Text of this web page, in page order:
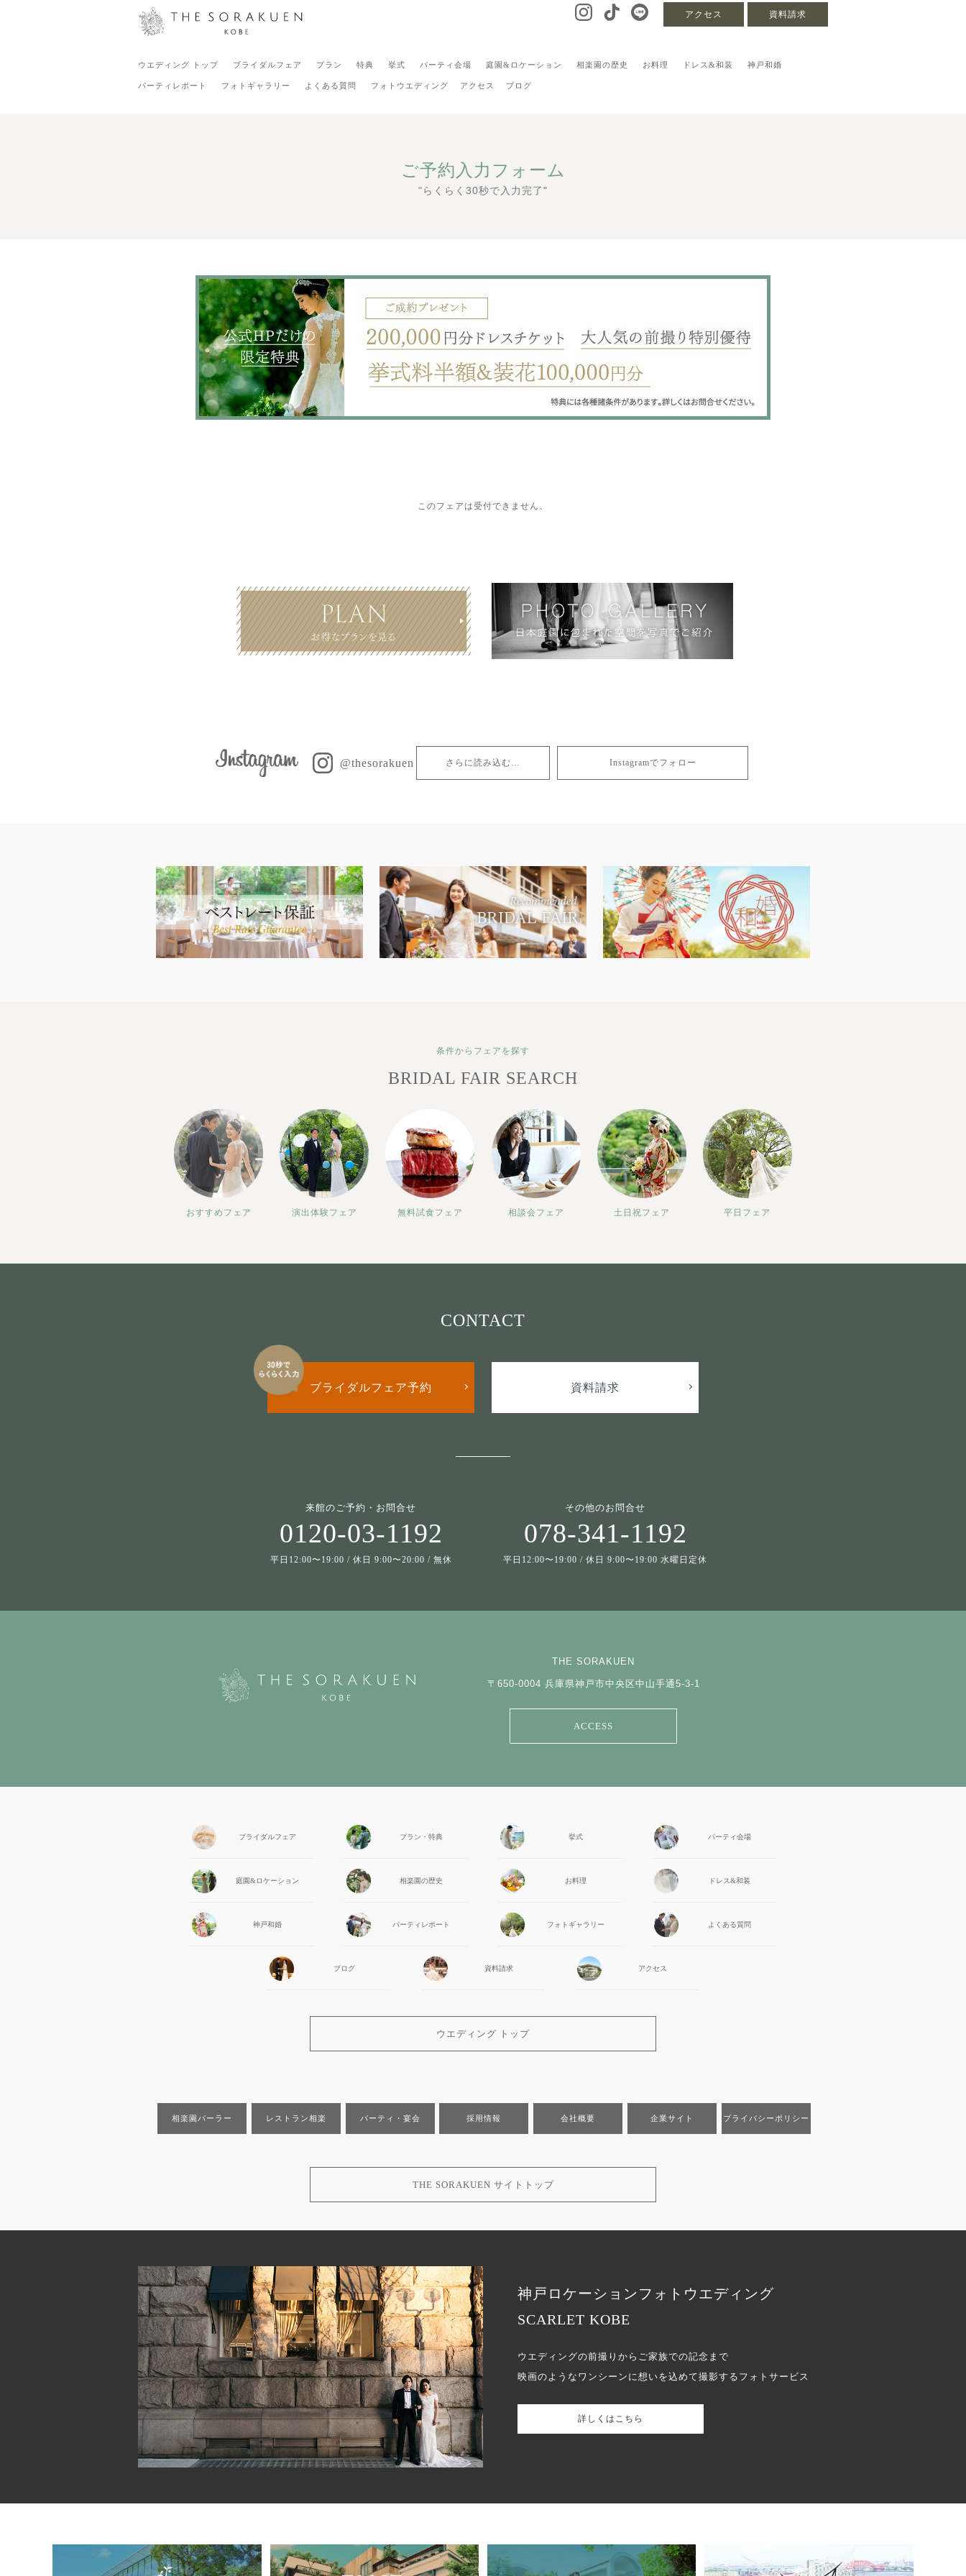
資料請求
アクセス
ウエディング トップ ブライダルフェア プラン 特典 挙式 パーティ会場 庭園&ロケーション 相楽園の歴史 お料理 ドレス&和装 神戸和婚
パーティレポート フォトギャラリー よくある質問 フォトウエディング アクセス ブログ
ご予約入力フォーム
"らくらく30秒で入力完了"
このフェアは受付できません。
@thesorakuen さらに読み込む… Instagramでフォロー
条件からフェアを探す
BRIDAL FAIR SEARCH
おすすめフェア 演出体験フェア 無料試食フェア 相談会フェア 土日祝フェア 平日フェア
CONTACT
ブライダルフェア予約 資料請求
来館のご予約・お問合せ
0120-03-1192
平日12:00〜19:00 / 休日 9:00〜20:00 / 無休
その他のお問合せ
078-341-1192
平日12:00〜19:00 / 休日 9:00〜19:00 水曜日定休
THE SORAKUEN
〒650-0004 兵庫県神戸市中央区中山手通5-3-1
ACCESS
ブライダルフェア プラン・特典 挙式 パーティ会場
庭園&ロケーション 相楽園の歴史 お料理 ドレス&和装
神戸和婚 パーティ レポート フォト ギャラリー よくある質問
ブログ 資料請求 アクセス
ウエディング トップ
相楽園パーラー レストラン相楽 パーティ・宴会 採用情報 会社概要 企業サイト プライバシーポリシー
THE SORAKUEN サイトトップ
神戸ロケーションフォトウエディング
SCARLET KOBE
ウエディングの前撮りからご家族での記念まで
映画のようなワンシーンに想いを込めて撮影するフォトサービス
詳しくはこちら